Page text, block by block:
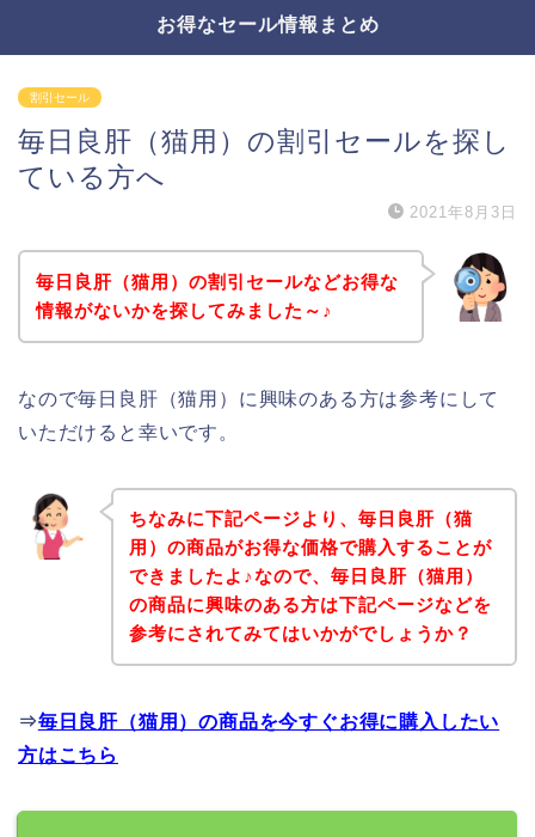
お得なセール情報まとめ
割引セール
毎日良肝（猫用）の割引セールを探し
ている方へ
2021年8月3日
毎日良肝（猫用）の割引セールなどお得な
情報がないかを探してみました～♪
なので毎日良肝（猫用）に興味のある方は参考にして
いただけると幸いです。
ちなみに下記ページより、毎日良肝（猫
用）の商品がお得な価格で購入することが
できましたよ♪なので、毎日良肝（猫用）
の商品に興味のある方は下記ページなどを
参考にされてみてはいかがでしょうか？
⇒毎日良肝（猫用）の商品を今すぐお得に購入したい
方はこちら